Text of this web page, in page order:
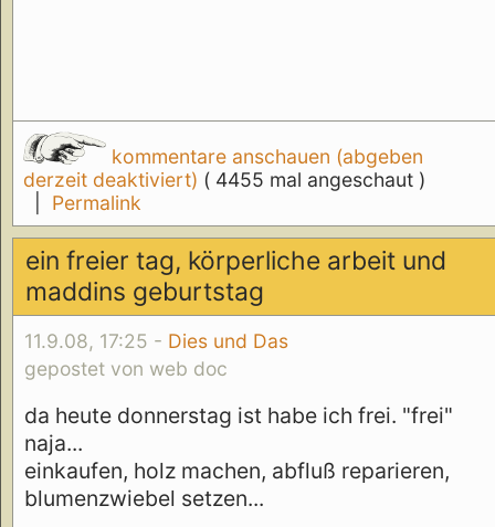
kommentare anschauen (abgeben
derzeit deaktiviert) ( 4455 mal angeschaut )
Permalink
ein freier tag, körperliche arbeit und
maddins geburtstag
11.9.08, 17:25 - Dies und Das
gepostet von web doc
da heute donnerstag ist habe ich frei. "frei"
naja...
einkaufen, holz machen, abfluß reparieren,
blumenzwiebel setzen...